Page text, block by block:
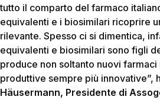
tutto il comparto del farmaco
equivalenti e i biosimilari ricoprire
rilevante. Spesso ci si dimentica,
equivalenti e biosimilari sono figli
produce non soltanto nuovi farmaci
produttive sempre più innovative”,
Häusermann, Presidente di